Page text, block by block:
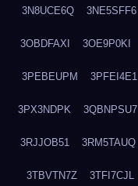
3N8UCE6Q 3NE5SFF6
3OBDFAXI 3OE9P0KI
3PEBEUPM 3PFEI4E1
3PX3NDPK 3QBNPSU7
3RJJOB51 3RM5TAUQ
3TBVTN7Z 3TFI7CJL